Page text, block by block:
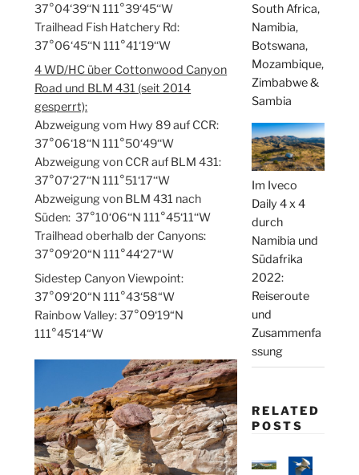
37°04‘39‘‘N 111°39‘45‘‘W
Trailhead Fish Hatchery Rd:
37°06‘45‘‘N 111°41‘19‘‘W
4 WD/HC über Cottonwood Canyon
Road und BLM 431 (seit 2014
gesperrt):
Abzweigung vom Hwy 89 auf CCR:
37°06‘18‘‘N 111°50‘49‘‘W
Abzweigung von CCR auf BLM 431:
37°07‘27‘‘N 111°51‘17‘‘W
Abzweigung von BLM 431 nach
Süden: 37°10‘06‘‘N 111°45‘11‘‘W
Trailhead oberhalb der Canyons:
37°09‘20“N 111°44‘27“W
Sidestep Canyon Viewpoint:
37°09‘20“N 111°43‘58“W
Rainbow Valley: 37°09‘19“N
111°45‘14“W
South Africa,
Namibia,
Botswana,
Mozambique,
Zimbabwe &
Sambia
Im Iveco
Daily 4 x 4
durch
Namibia und
Südafrika
2022:
Reiseroute
und
Zusammenfa
ssung
RELATED
POSTS